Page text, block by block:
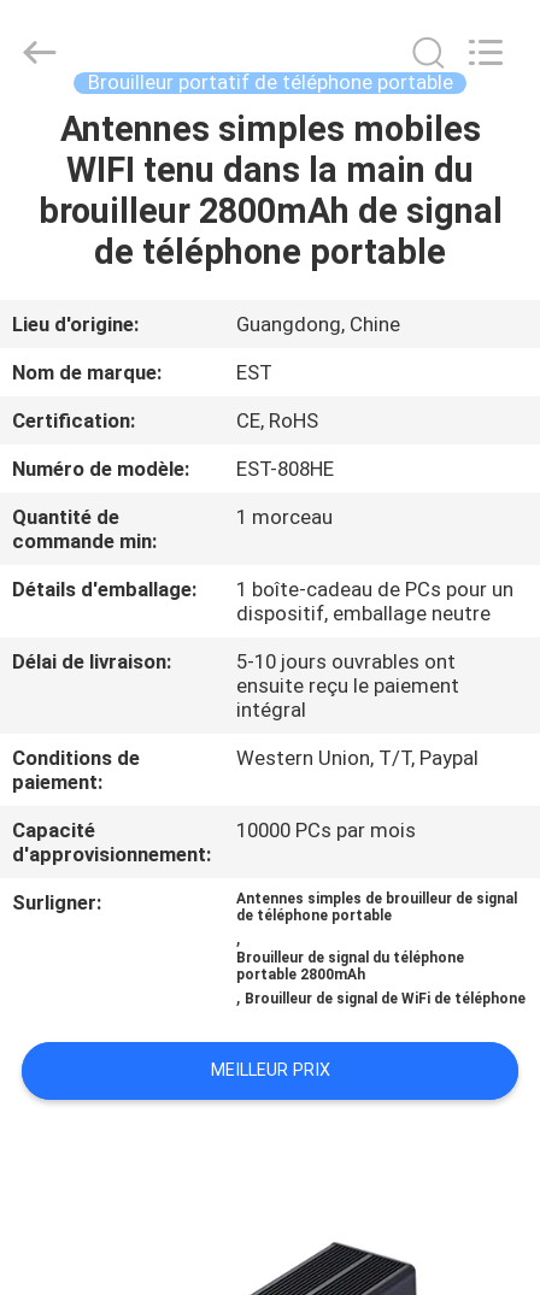
MAISON
DES
PRODUITS
VIDÉOS
SUJET
DE
NOUS
VISITE
L'USINE
CONTRÔLE
DE
QUALITÉ
CONTACTEZ-
NOUVELLES
CAS
EASTLONGE
ELECTRONICS(HK)
Brouilleur portatif de téléphone portable
Antennes simples mobiles
WIFI tenu dans la main du
brouilleur 2800mAh de signal
de téléphone portable
Lieu d'origine:
Guangdong, Chine
Nom de marque:
EST
Certification:
CE, RoHS
Numéro de modèle:
EST-808HE
Quantité de
commande min:
1 morceau
Détails d'emballage:
1 boîte-cadeau de PCs pour un
dispositif, emballage neutre
Délai de livraison:
5-10 jours ouvrables ont
ensuite reçu le paiement
intégral
Conditions de
paiement:
Western Union, T/T, Paypal
Capacité
d'approvisionnement:
10000 PCs par mois
Surligner:
Antennes simples de brouilleur de signal
de téléphone portable
,
Brouilleur de signal du téléphone
portable 2800mAh
, Brouilleur de signal de WiFi de téléphone
MEILLEUR PRIX